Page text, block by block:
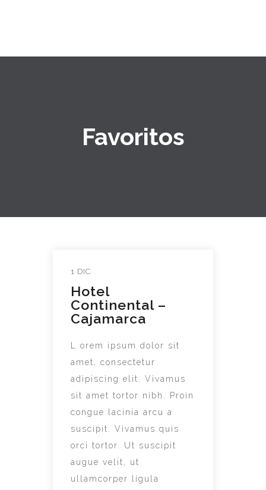
Favoritos
1 DIC
Hotel
Continental –
Cajamarca
L orem ipsum dolor sit
amet, consectetur
adipiscing elit. Vivamus
sit amet tortor nibh. Proin
congue lacinia arcu a
suscipit. Vivamus quis
orci tortor. Ut suscipit
augue velit, ut
ullamcorper ligula